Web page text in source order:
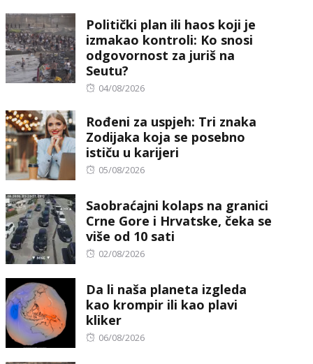
Politički plan ili haos koji je
izmakao kontroli: Ko snosi
odgovornost za juriš na
Seutu?
Posted
04/08/2026
Rođeni za uspjeh: Tri znaka
Zodijaka koja se posebno
ističu u karijeri
Posted
05/08/2026
Saobraćajni kolaps na granici
Crne Gore i Hrvatske, čeka se
više od 10 sati
Posted
02/08/2026
Da li naša planeta izgleda
kao krompir ili kao plavi
kliker
Posted
06/08/2026